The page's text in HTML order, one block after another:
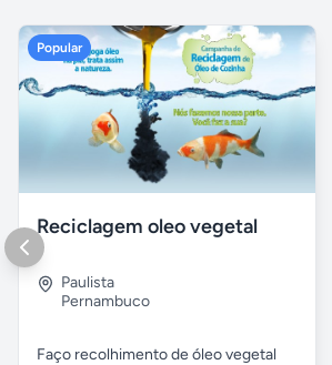
Popular
Reciclagem oleo vegetal
Paulista
Pernambuco
Faço recolhimento de óleo vegetal